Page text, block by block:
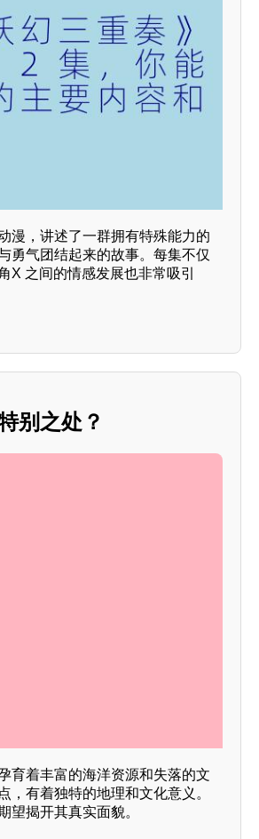
漫，讲述了一群拥有特殊能力的
勇气团结起来的故事。每集不仅
X 之间的情感发展也非常吸引
别之处？
育着丰富的海洋资源和失落的文
，有着独特的地理和文化意义。
望揭开其真实面貌。